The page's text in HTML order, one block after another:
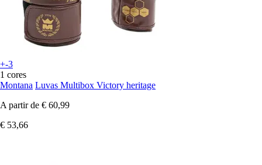
+-3
1 cores
Montana Luvas Multibox Victory heritage
A partir de € 60,99
€ 53,66